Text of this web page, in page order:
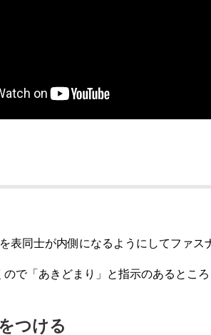
表同士が内側になるようにしてファス
ので「あきどまり」と指示のあるとこ
つける